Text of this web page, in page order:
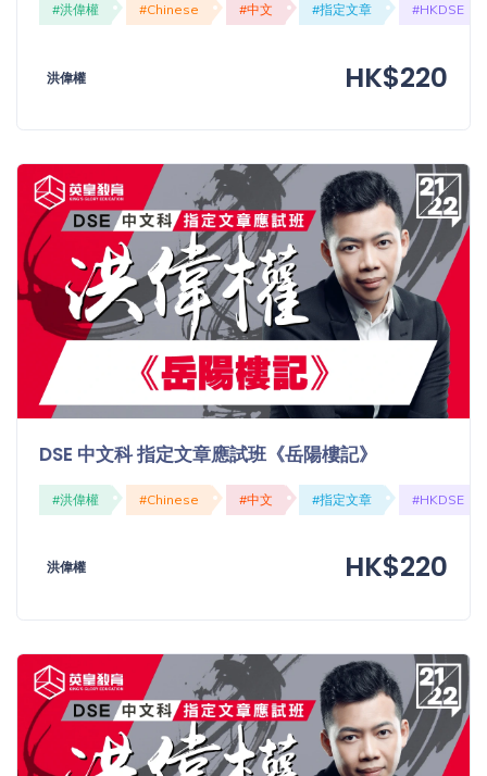
#洪偉權 #Chinese #中文 #指定文章 #HKDSE
洪偉權 HK$220
DSE 中文科 指定文章應試班《岳陽樓記》
#洪偉權 #Chinese #中文 #指定文章 #HKDSE
洪偉權 HK$220